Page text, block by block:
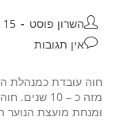
השרון פוסט 15 באפריל 2022
אין תגובות
חוה עובדת כמנהלת
מזה כ – 10
ומנחת מועצת הנוער